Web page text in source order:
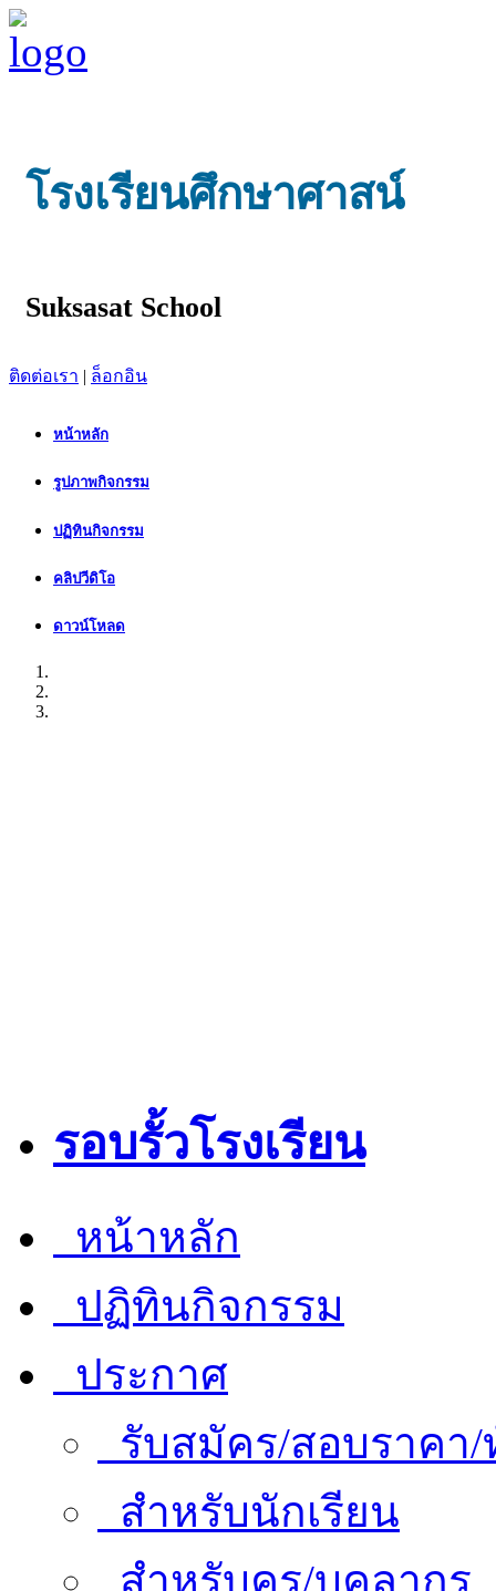
โรงเรียนศึกษาศาสน์
Suksasat School
ติดต่อเรา | ล็อกอิน
หน้าหลัก
รูปภาพกิจกรรม
ปฏิทินกิจกรรม
คลิปวีดิโอ
ดาวน์โหลด
รอบรั้วโรงเรียน
หน้าหลัก
ปฏิทินกิจกรรม
ประกาศ
รับสมัคร/สอบราคา/
สำหรับนักเรียน
สำหรับครู/บุคลากร